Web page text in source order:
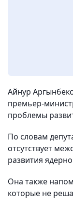
Айнур
премьер-
проблемы
По словам
отсутствует
развития
Она также
которые не